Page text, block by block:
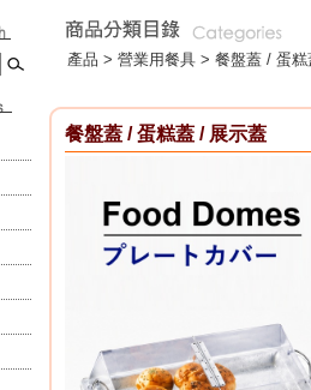
產品 > 營業用餐具 > 餐盤蓋 / 蛋
餐盤蓋 / 蛋糕蓋 / 展示蓋